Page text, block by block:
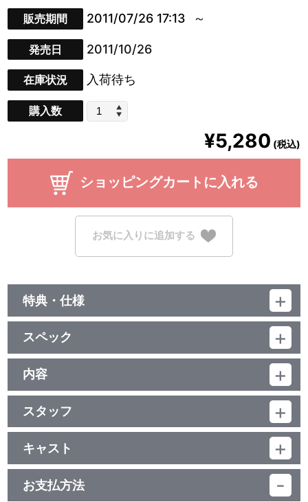
販売期間 2011/07/26 17:13
発売日 2011/10/26
在庫状況 入荷待ち
購入数
¥5,280 (税込)
ショッピングカートに入れる
お気に入りに追加する
特典・仕様
特典
特製解説書「SEVEN'S DOOR」(12P)
映像特典
アイキャッチ集（Long Ver.#03～04）
他、仕様
キャラクターデザイン千羽由利子、中田栄治描き下ろしジャケット
スペック
品番：BCBA-4181
ジャンル：TVアニメ
（本編49分+映像特典1分）／ﾄﾞﾙﾋﾞｰﾃﾞｼﾞﾀﾙ（ｽﾃﾚｵ）／片面1層／
16:9（ｽｸｲｰｽﾞ）／ﾋﾞｽﾀｻｲｽﾞ／英語字幕付(ON･OFF可能)／カラー／
確50分／6巻
内容
制作年度：2011年
【2話収録】
■＃03「クレイジーナイト」
深夜の高速道路を疾走する藍羽財団のトレーラーと一台のＳＵ
Ｖ。車中には「セイクリッド」の力の悪用を防ぐため、能力者を保
護している研究機関の所長、研美悠士。その前に悪石化した謎の男
が立ちはだかる。護衛として同行していた鏡の戦闘メカが飛び出す
が、歯が立たない。異変に気づいたアルマは現場に向かうが、悪石
スタッフ
＃03 脚本：吉田 伸／絵コンテ：大橋誉志光／演出：鳥羽 聡／作
画監督：鈴木竜也
＃04 脚本：彦久保雅博／絵コンテ：林 直孝、大橋誉志光／演
出：林 直孝／作画監督：桜井正明、安本 学／メカニック作画監
督：板垣徳宏
キャスト
丹童子アルマ：寺島拓篤／藍羽ルリ：中島 愛／鏡 誠：入野自由／
伊藤若菜：伊藤かな恵／鬼瓦：大川 透／輝島ナイト：岡本信彦／ラ
ウ・フェイゾォイ：野水伊織／研美悠士：小西克幸 他
お支払方法